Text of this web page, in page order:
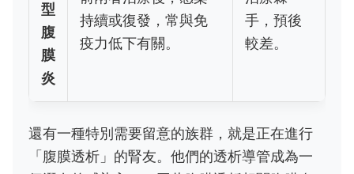
型
腹
膜
炎
持續或復發，常與免
疫力低下有關。
手，預後
較差。
還有一種特別需要留意的族群，就是正在進行
「腹膜透析」的腎友。他們的透析導管成為一